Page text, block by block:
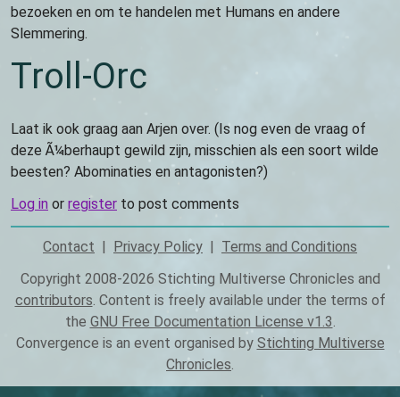
bezoeken en om te handelen met Humans en andere
Slemmering.
Troll-Orc
Laat ik ook graag aan Arjen over. (Is nog even de vraag of
deze Ã¼berhaupt gewild zijn, misschien als een soort wilde
beesten? Abominaties en antagonisten?)
Log in or register to post comments
Footer
Contact Privacy Policy
Terms and Conditions
Copyright 2008-2026 Stichting Multiverse Chronicles and
contributors. Content is freely available under the terms of
the GNU Free Documentation License v1.3.
Convergence is an event organised by Stichting Multiverse
Chronicles.